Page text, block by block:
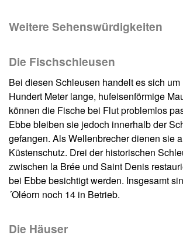
Weitere Sehenswürdigkeiten
Die Fischschleusen
Bei diesen Schleusen handelt es sich um
Hundert Meter lange, hufeisenförmige
können die Fische bei Flut problemlos
Ebbe bleiben sie jedoch innerhalb der
gefangen. Als Wellenbrecher dienen sie
Küstenschutz. Drei der historischen
zwischen la Brée und Saint Denis
bei Ebbe besichtigt werden. Insgesamt
´Oléorn noch 14 in Betrieb.
Die Häuser